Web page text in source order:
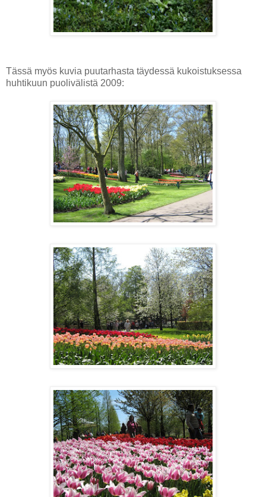
Tässä myös kuvia puutarhasta täydessä kukoistuksessa
huhtikuun puolivälistä 2009: